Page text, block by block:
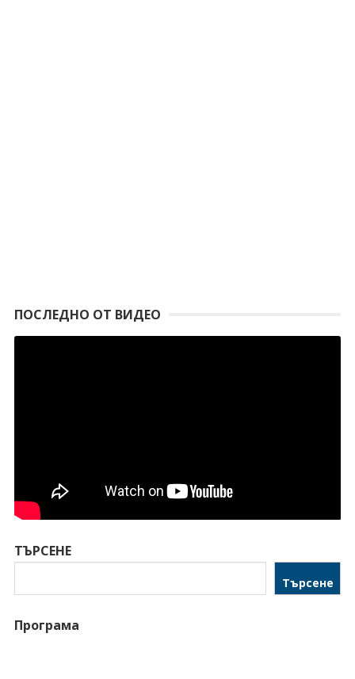
ПОСЛЕДНО ОТ ВИДЕО
ТЪРСЕНЕ
Търсене
Програма